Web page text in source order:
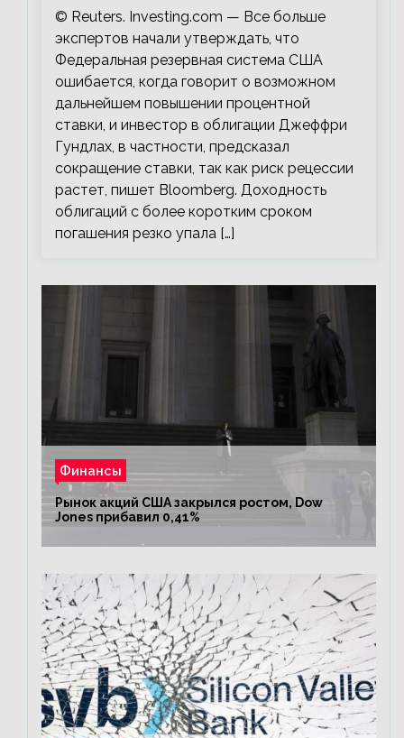
© Reuters. Investing.com — Все больше
экспертов начали утверждать, что
Федеральная резервная система США
ошибается, когда говорит о возможном
дальнейшем повышении процентной
ставки, и инвестор в облигации Джеффри
Гундлах, в частности, предсказал
сокращение ставки, так как риск рецессии
растет, пишет Bloomberg. Доходность
облигаций с более коротким сроком
погашения резко упала […]
Финансы
Рынок акций США закрылся ростом, Dow
Jones прибавил 0,41%